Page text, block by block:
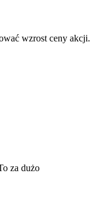
wzrost ceny akcji.
za dużo